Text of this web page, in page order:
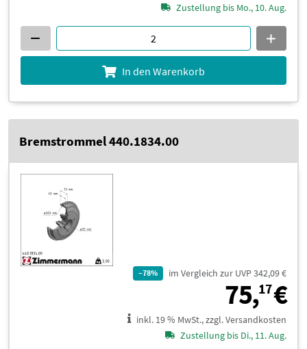
Zustellung bis Mo., 10. Aug.
In den Warenkorb
Bremstrommel 440.1834.00
–78% im Vergleich zur UVP 342,09 €
75,17€
inkl. 19 % MwSt., zzgl. Versandkosten
Zustellung bis Di., 11. Aug.